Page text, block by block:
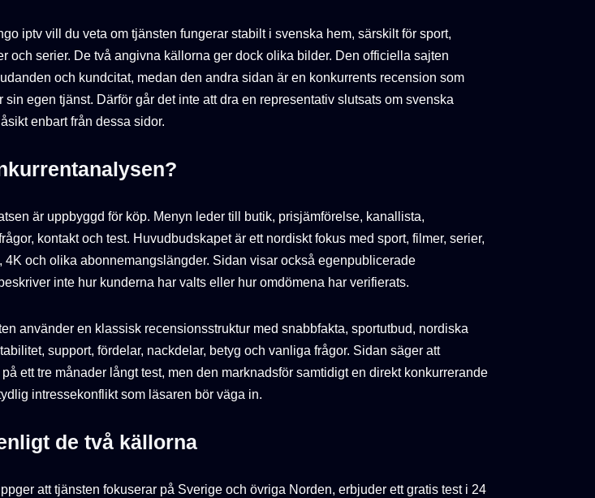
iptv vill du veta om tjänsten fungerar stabilt i svenska hem, särskilt för sport,
och serier. De två angivna källorna ger dock olika bilder. Den officiella sajten
och kundcitat, medan den andra sidan är en konkurrents recension som
sin egen tjänst. Därför går det inte att dra en representativ slutsats om svenska
enbart från dessa sidor.
är uppbyggd för köp. Menyn leder till butik, prisjämförelse, kanallista,
kontakt och test. Huvudbudskapet är ett nordiskt fokus med sport, filmer, serier,
4K och olika abonnemangslängder. Sidan visar också egenpublicerade
inte hur kunderna har valts eller hur omdömena har verifierats.
använder en klassisk recensionsstruktur med snabbfakta, sportutbud, nordiska
support, fördelar, nackdelar, betyg och vanliga frågor. Sidan säger att
ett tre månader långt test, men den marknadsför samtidigt en direkt konkurrerande
intressekonflikt som läsaren bör väga in.
de två källorna
att tjänsten fokuserar på Sverige och övriga Norden, erbjuder ett gratis test i 24